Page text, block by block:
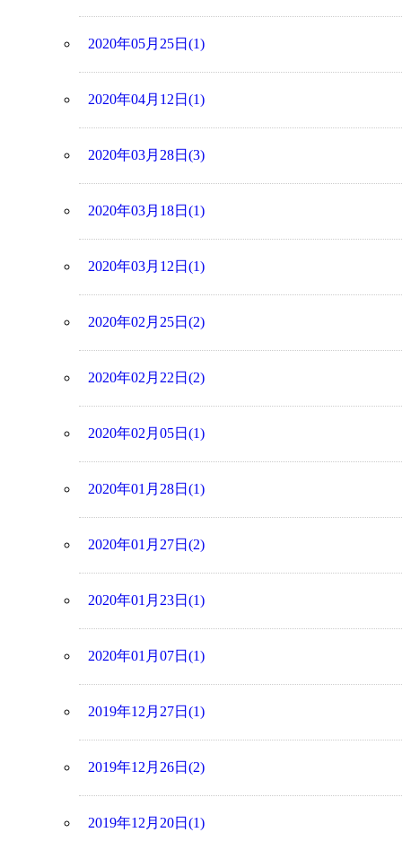
2020年05月25日(1)
2020年04月12日(1)
2020年03月28日(3)
2020年03月18日(1)
2020年03月12日(1)
2020年02月25日(2)
2020年02月22日(2)
2020年02月05日(1)
2020年01月28日(1)
2020年01月27日(2)
2020年01月23日(1)
2020年01月07日(1)
2019年12月27日(1)
2019年12月26日(2)
2019年12月20日(1)